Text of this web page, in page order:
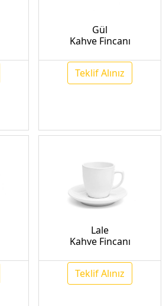
Gül
Kahve Fincanı
Teklif Alınız
Lale
Kahve Fincanı
Teklif Alınız